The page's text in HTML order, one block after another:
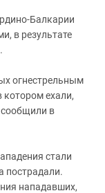
ЧЕЧНЕ
АКТИВИСТОВ
Балкарии
в результате
огнестрельным
котором ехали,
в
стали
пострадали.
нападавших,